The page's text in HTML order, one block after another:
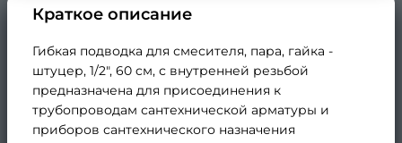
Краткое описание
Гибкая подводка для смесителя, пара, гайка -
штуцер, 1/2", 60 cм, с внутренней резьбой
предназначена для присоединения к
трубопроводам сантехнической арматуры и
приборов сантехнического назначения